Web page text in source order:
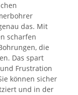
das. Mit
scharfen
die
Das spart
Frustration
können sicher
und in der